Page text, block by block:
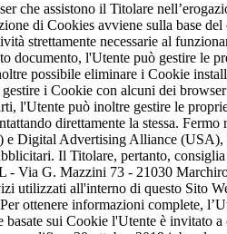
che assistono il Titolare
di Cookies avviene sulla base
strettamente necessarie al
documento, l'Utente può gestire le
possibile eliminare i Cookie
i Cookie con alcuni dei
l'Utente può inoltre gestire le
direttamente la stessa.
Digital Advertising Alliance
Il Titolare, pertanto,
G. Mazzini 73 - 21030
utilizzati all'interno di questo Sito
ottenere informazioni complete,
sui Cookie l'Utente è